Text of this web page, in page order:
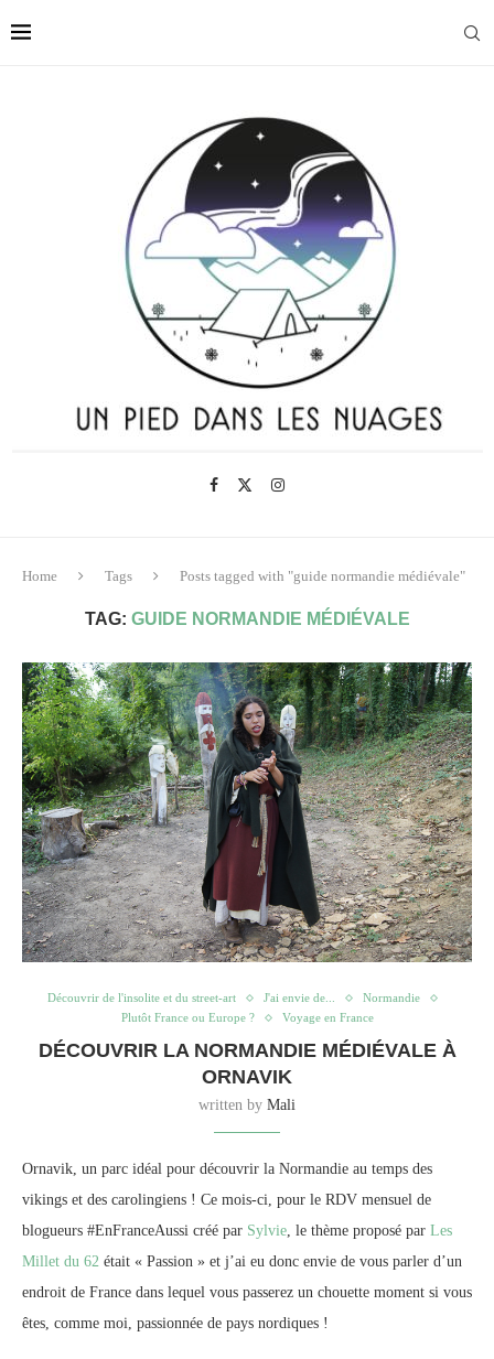
Home Tags Posts tagged with "guide normandie médiévale"
TAG: GUIDE NORMANDIE MÉDIÉVALE
Découvrir de l'insolite et du street-art J'ai envie de...
Normandie
Plutôt France ou Europe ?
Voyage en France
DÉCOUVRIR LA NORMANDIE MÉDIÉVALE À
ORNAVIK
written by Mali
Ornavik, un parc idéal pour découvrir la Normandie au temps des
vikings et des carolingiens ! Ce mois-ci, pour le RDV mensuel de
blogueurs #EnFranceAussi créé par Sylvie, le thème proposé par Les
Millet du 62 était « Passion » et j’ai eu donc envie de vous parler d’un
endroit de France dans lequel vous passerez un chouette moment si vous
êtes, comme moi, passionnée de pays nordiques !